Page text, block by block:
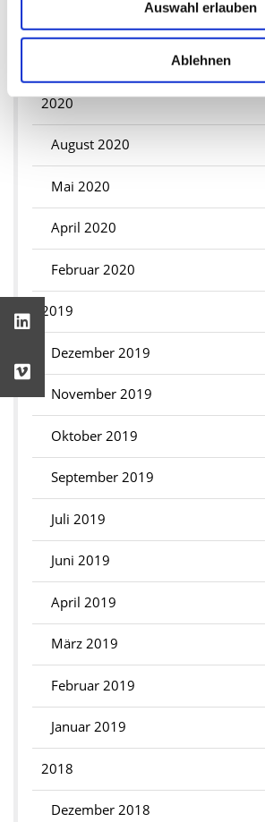
Auswahl erlauben
Ablehnen
2020
August 2020
Mai 2020
April 2020
Februar 2020
2019
Dezember 2019
November 2019
Oktober 2019
September 2019
Juli 2019
Juni 2019
April 2019
März 2019
Februar 2019
Januar 2019
2018
Dezember 2018